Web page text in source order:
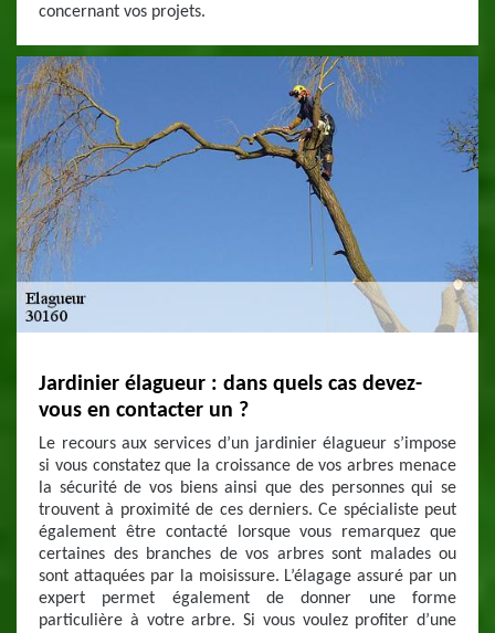
concernant vos projets.
Jardinier élagueur : dans quels cas devez-
vous en contacter un ?
Le recours aux services d’un jardinier élagueur s’impose
si vous constatez que la croissance de vos arbres menace
la sécurité de vos biens ainsi que des personnes qui se
trouvent à proximité de ces derniers. Ce spécialiste peut
également être contacté lorsque vous remarquez que
certaines des branches de vos arbres sont malades ou
sont attaquées par la moisissure. L’élagage assuré par un
expert permet également de donner une forme
particulière à votre arbre. Si vous voulez profiter d’une